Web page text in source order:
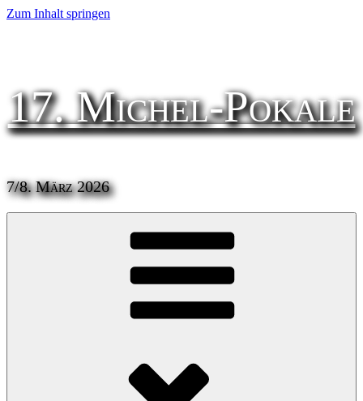
Zum Inhalt springen
17. Michel-Pokale
7/8. März 2026